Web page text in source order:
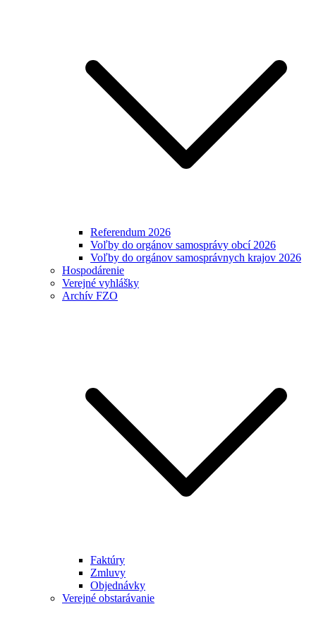
Referendum 2026
Voľby do orgánov samosprávy obcí 2026
Voľby do orgánov samosprávnych krajov 2026
Hospodárenie
Verejné vyhlášky
Archív FZO
Faktúry
Zmluvy
Objednávky
Verejné obstarávanie